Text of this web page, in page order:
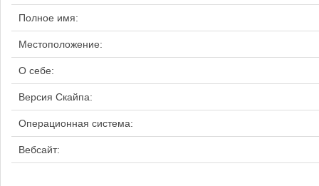
Полное имя:
Местоположение:
О себе:
Версия Скайпа:
Операционная система:
Вебсайт: